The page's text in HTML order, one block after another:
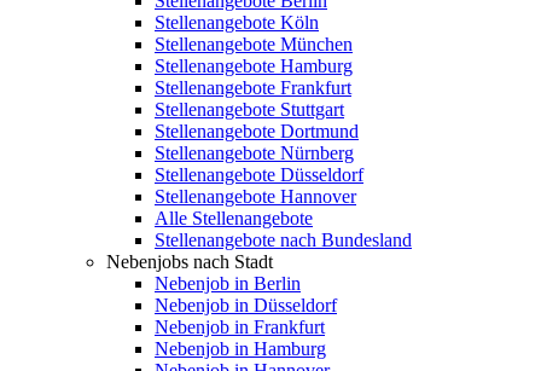
Stellenangebote Köln
Stellenangebote München
Stellenangebote Hamburg
Stellenangebote Frankfurt
Stellenangebote Stuttgart
Stellenangebote Dortmund
Stellenangebote Nürnberg
Stellenangebote Düsseldorf
Stellenangebote Hannover
Alle Stellenangebote
Stellenangebote nach Bundesland
Nebenjobs nach Stadt
Nebenjob in Berlin
Nebenjob in Düsseldorf
Nebenjob in Frankfurt
Nebenjob in Hamburg